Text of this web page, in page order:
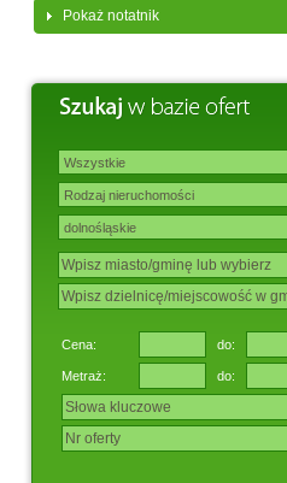
Pokaż notatnik
Cena: do:
Metraż: do: